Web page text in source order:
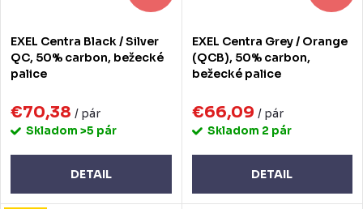
EXEL Centra Black / Silver
QC, 50% carbon, bežecké
palice
€70,38 / pár
Skladom >5 pár
DETAIL
EXEL Centra Grey / Orange
(QCB), 50% carbon,
bežecké palice
€66,09 / pár
Skladom 2 pár
DETAIL